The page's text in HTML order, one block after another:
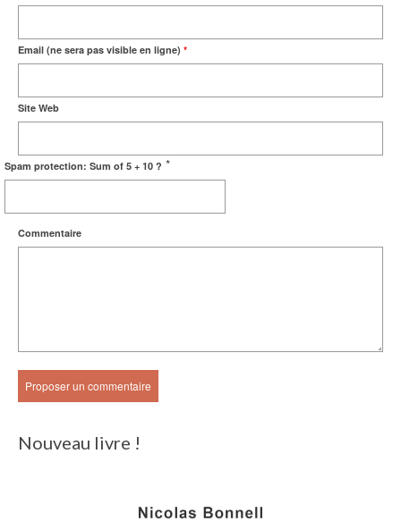
Email (ne sera pas visible en ligne) *
Site Web
Spam protection: Sum of 5 + 10 ? *
Commentaire
Nouveau livre !